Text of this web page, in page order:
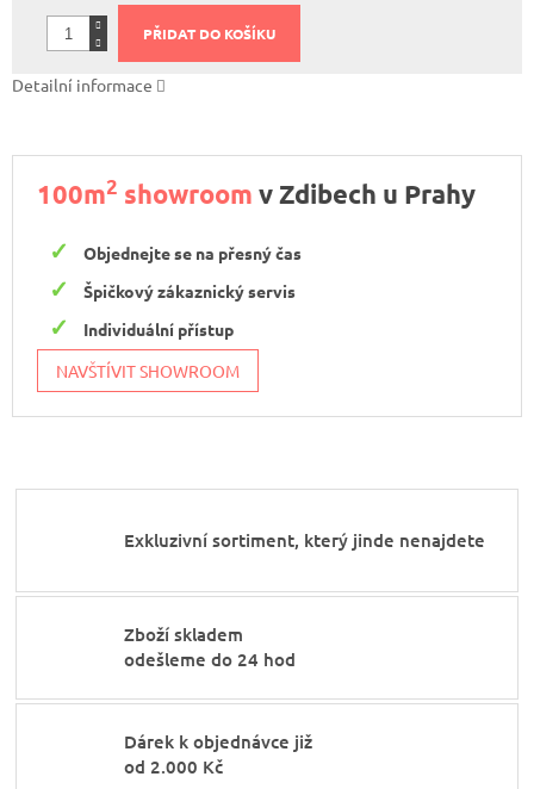
cena:
PŘIDAT DO KOŠÍKU
Detailní informace
100m2 showroom v Zdibech u Prahy
Objednejte se na přesný čas
Špičkový zákaznický servis
Individuální přístup
NAVŠTÍVIT SHOWROOM
Exkluzivní sortiment, který jinde nenajdete
Zboží skladem
odešleme do 24 hod
Dárek k objednávce již
od 2.000 Kč